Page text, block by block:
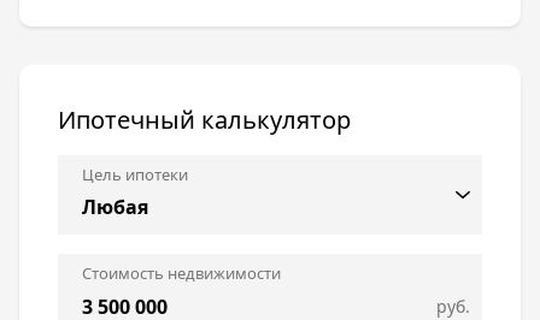
Ипотечный калькулятор
Цель ипотеки
Стоимость недвижимости
руб.